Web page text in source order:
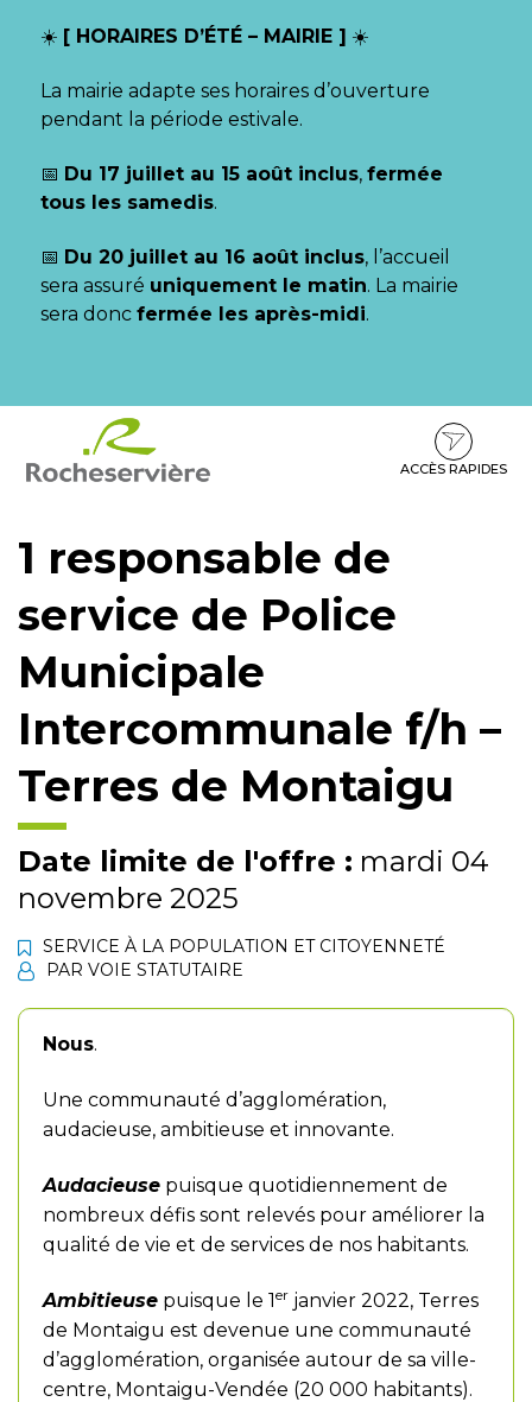
☀️ [ HORAIRES D’ÉTÉ – MAIRIE ] ☀️
La mairie adapte ses horaires d’ouverture
pendant la période estivale.
📅 Du 17 juillet au 15 août inclus, fermée
tous les samedis.
📅 Du 20 juillet au 16 août inclus, l’accueil
sera assuré uniquement le matin. La mairie
sera donc fermée les après-midi.
contenu
pied
ACCÈS RAPIDES
1 responsable de
service de Police
Municipale
Intercommunale f/h –
Terres de Montaigu
Date limite de l'offre : mardi 04
novembre 2025
SERVICE À LA POPULATION ET CITOYENNETÉ
PAR VOIE STATUTAIRE
Nous.
Une communauté d’agglomération,
audacieuse, ambitieuse et innovante.
Audacieuse puisque quotidiennement de
nombreux défis sont relevés pour améliorer la
qualité de vie et de services de nos habitants.
Ambitieuse puisque le 1er janvier 2022, Terres
de Montaigu est devenue une communauté
d’agglomération, organisée autour de sa ville-
centre, Montaigu-Vendée (20 000 habitants).